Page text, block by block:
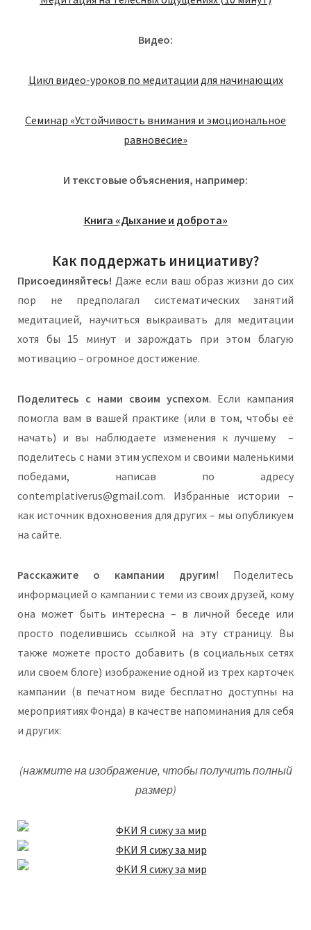
Видео:
Цикл видео-уроков по медитации для начинающих
Семинар «Устойчивость внимания и эмоциональное
равновесие»
И текстовые объяснения, например:
Книга «Дыхание и доброта»
Как поддержать инициативу?
Присоединяйтесь! Даже если ваш образ жизни до сих
пор не предполагал систематических занятий
медитацией, научиться выкраивать для медитации
хотя бы 15 минут и зарождать при этом благую
мотивацию – огромное достижение.
Поделитесь с нами своим успехом. Если кампания
помогла вам в вашей практике (или в том, чтобы её
начать) и вы наблюдаете изменения к лучшему –
поделитесь с нами этим успехом и своими маленькими
победами, написав по адресу
contemplativerus@gmail.com. Избранные истории –
как источник вдохновения для других – мы опубликуем
на сайте.
Расскажите о кампании другим! Поделитесь
информацией о кампании с теми из своих друзей, кому
она может быть интересна – в личной беседе или
просто поделившись ссылкой на эту страницу. Вы
также можете просто добавить (в социальных сетях
или своем блоге) изображение одной из трех карточек
кампании (в печатном виде бесплатно доступны на
мероприятиях Фонда) в качестве напоминания для себя
и других:
(нажмите на изображение, чтобы получить полный
размер)